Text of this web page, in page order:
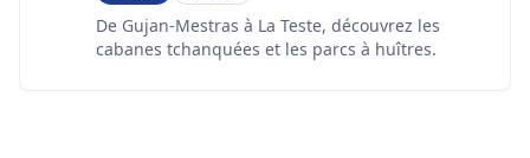
De Gujan-Mestras à La Teste, découvrez les
cabanes tchanquées et les parcs à huîtres.